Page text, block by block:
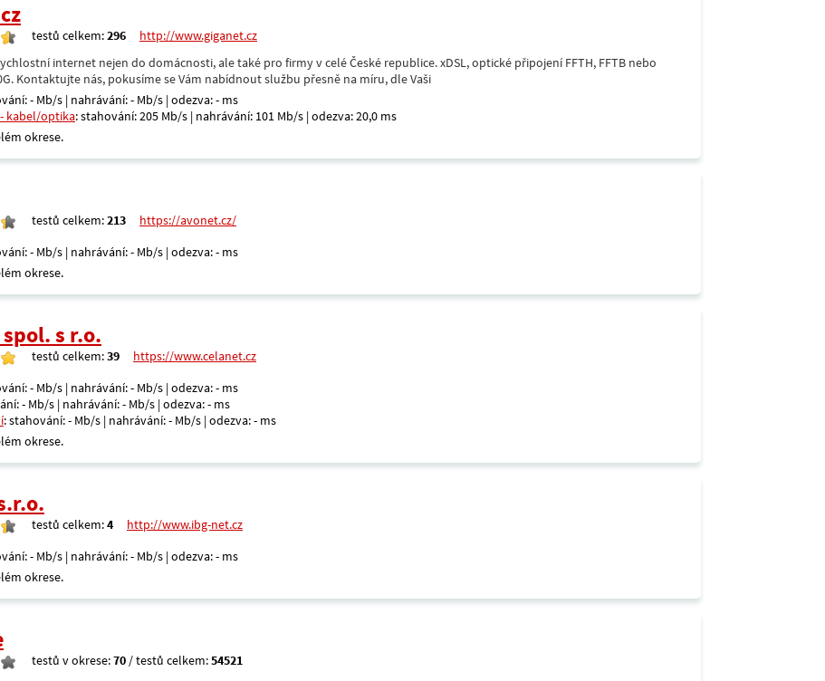
testů celkem:296
http://www.giganet.cz
internet nejen do domácnosti, ale také pro firmy v celé České republice. xDSL, optické připojení FFTH, FFTB nebo
Kontaktujte nás, pokusíme se Vám nabídnout službu přesně na míru, dle Vaši
- Mb/s | nahrávání: - Mb/s | odezva: - ms
kabel/optika: stahování: 205 Mb/s | nahrávání: 101 Mb/s | odezva: 20,0 ms
okrese.
testů celkem:213
https://avonet.cz/
- Mb/s | nahrávání: - Mb/s | odezva: - ms
okrese.
spol. s r.o.
testů celkem:39
https://www.celanet.cz
- Mb/s | nahrávání: - Mb/s | odezva: - ms
- Mb/s | nahrávání: - Mb/s | odezva: - ms
: stahování: - Mb/s | nahrávání: - Mb/s | odezva: - ms
okrese.
testů celkem:4
http://www.ibg-net.cz
- Mb/s | nahrávání: - Mb/s | odezva: - ms
okrese.
testů v okrese:70 / testů celkem:54521